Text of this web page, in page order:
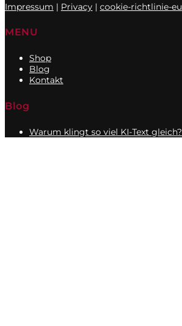
Impressum | Privacy | cookie-richtlinie-eu
MENU
Shop
Blog
Kontakt
Blog
Warum klingt so viel KI-Text gleich?